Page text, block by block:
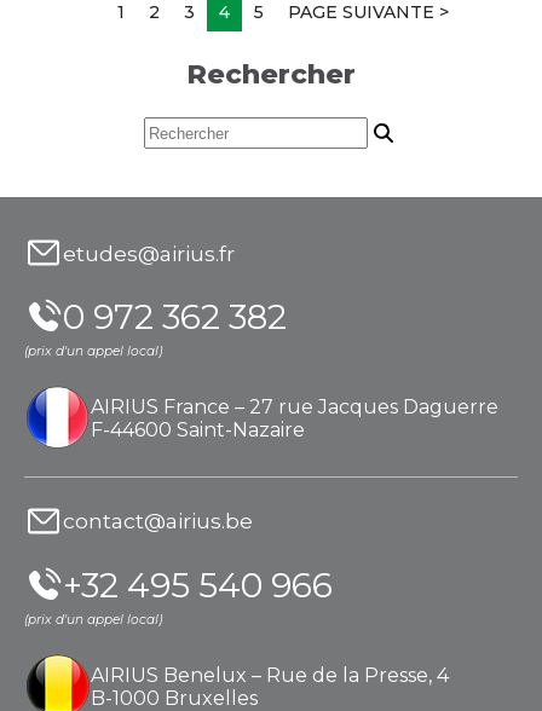
1 2 3 4 5 PAGE SUIVANTE >
Rechercher
R
e
r
h
e
etudes@airius.fr
0 972 362 382
(prix d'un appel local)
AIRIUS France – 27 rue Jacques Daguerre
F-44600 Saint-Nazaire
contact@airius.be
+32 495 540 966
(prix d'un appel local)
AIRIUS Benelux – Rue de la Presse, 4
B-1000 Bruxelles